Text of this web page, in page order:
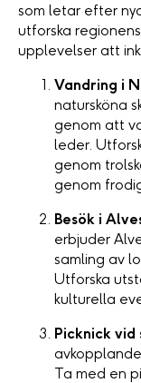
som letar efter
utforska
upplevelser att
Vandring i
natursköna
genom att
leder.
genom
genom
Besök i
erbjuder
samling av
Utforska
kulturella
Picknick vid
Ta med en